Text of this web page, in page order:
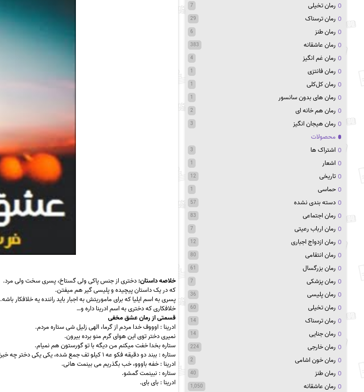
خلاصه داستان:دختری از جنس پاکی ولی گستاخ، پسری سخت ولی مرد.
که در یک داستان پیچیده و پلیسی گیر هم میفتن.
پسری به اسم ایلیا که برای ماموریتش به اجبار باید راننده یه خلافکار باشه.
خلافکاری که دختری به اسم ادرینا داره و…
قسمتی از رمان عشق مخفی
ادرینا :‬ اوووف خدا مردم از گرما، الهی زلیل شی ستاره مردم‬.
‫نمیری دختر توی این هوای گرم منو برده بیرون.
ستاره بخدا خفت میکنم من دیگه با تو گورستون هم نمیام‬.
‫ستاره : ببند دو دقیقه فکو عه ۱ کیلو تف جمع شده‬، یکی یکی دختر چه خبرته بعدشم بپر پایین تا نفلت نکردم.
‫ادرینا : خفه باووو، خب بگذریم می بینمت هانی‬.
‫ستاره : نبینمت گمشو‬.
‫ادرینا : بای بای‬.
رمان تخیلی 7
رمان ترسناک 29
رمان طنز 6
رمان عاشقانه 383
رمان غم انگیز 4
رمان فانتزی 1
رمان کل‌کلی 1
رمان های بدون سانسور 1
رمان هم خانه ای 2
رمان هیجان انگیز 3
محصولات
اشتراک ها
3
اشعار 1
تاریخی 12
حماسی 1
دسته بندی نشده 57
رمان اجتماعی 83
رمان ارباب رعیتی 7
رمان ازدواج اجباری 12
رمان انتقامی 80
رمان بزرگسال 61
رمان پزشکی 7
رمان پلیسی 36
رمان تخیلی 60
رمان ترسناک 14
رمان جنایی 14
رمان خارجی 224
رمان خون اشامی 2
رمان طنز 40
رمان عاشقانه 1,050